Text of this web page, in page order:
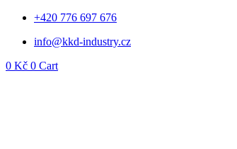
Přejít
obsahu
+420 776 697 676
info@kkd-industry.cz
0 Kč 0 Cart